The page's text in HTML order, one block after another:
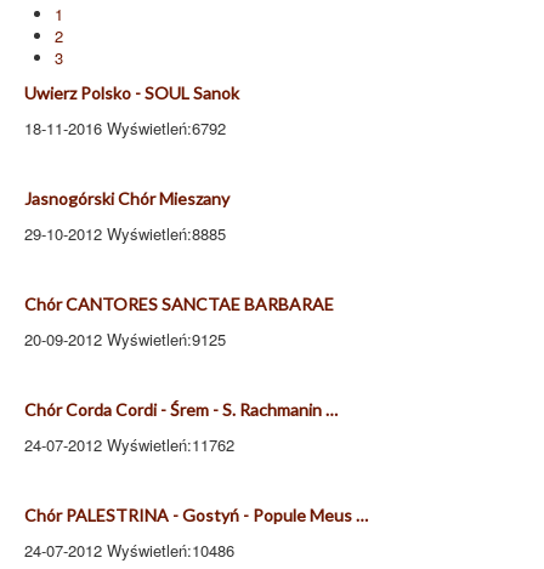
1
2
3
Uwierz Polsko - SOUL Sanok
18-11-2016 Wyświetleń:6792
Jasnogórski Chór Mieszany
29-10-2012 Wyświetleń:8885
Chór CANTORES SANCTAE BARBARAE
20-09-2012 Wyświetleń:9125
Chór Corda Cordi - Śrem - S. Rachmanin …
24-07-2012 Wyświetleń:11762
Chór PALESTRINA - Gostyń - Popule Meus …
24-07-2012 Wyświetleń:10486